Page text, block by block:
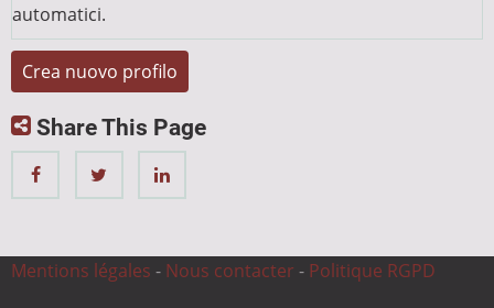
automatici.
Share This Page
Mentions légales - Nous contacter - Politique RGPD